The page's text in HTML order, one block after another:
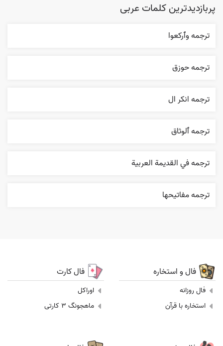
پربازدیدترین کلمات عربی
ترجمه وٱرکعوا
ترجمه حوزق
ترجمه انکر ال
ترجمه ٱلوثاق
ترجمه في القديمة العربية
ترجمه مفاتيحها
فال و استخاره
فال روزانه
استخاره با قرآن
فال کارت
اوراکل
ماهجونگ 3 کارتی